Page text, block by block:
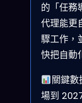
的「任務
代理能更
驟工作，
快把自動
關鍵
場到